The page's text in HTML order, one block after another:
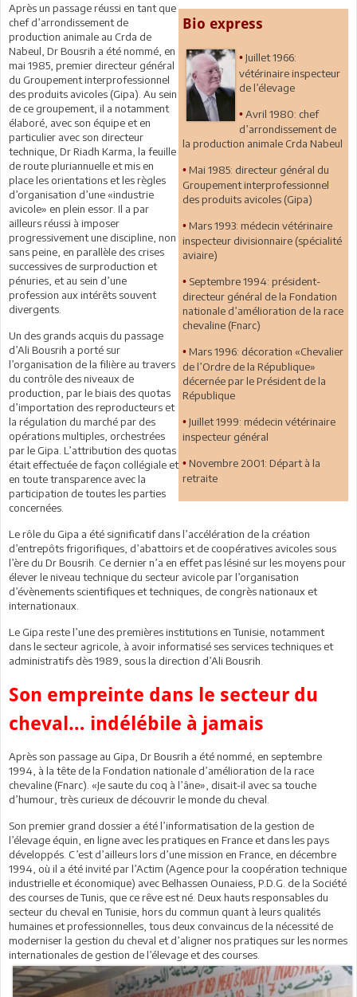
Bio express
•Juillet 1966:
vétérinaire inspecteur
de l’élevage
•Avril 1980: chef
d’arrondissement de
la production animale Crda Nabeul
• Mai 1985: directeur général du
Groupement interprofessionnel
des produits avicoles (Gipa)
• Mars 1993: médecin vétérinaire
inspecteur divisionnaire (spécialité
aviaire)
• Septembre 1994: président-
directeur général de la Fondation
nationale d’amélioration de la race
chevaline (Fnarc)
• Mars 1996: décoration «Chevalier
de l’Ordre de la République»
décernée par le Président de la
République
• Juillet 1999: médecin vétérinaire
inspecteur général
• Novembre 2001: Départ à la
retraite
Après un passage réussi en tant que
chef d’arrondissement de
production animale au Crda de
Nabeul, Dr Bousrih a été nommé, en
mai 1985, premier directeur général
du Groupement interprofessionnel
des produits avicoles (Gipa). Au sein
de ce groupement, il a notamment
élaboré, avec son équipe et en
particulier avec son directeur
technique, Dr Riadh Karma, la feuille
de route pluriannuelle et mis en
place les orientations et les règles
d’organisation d’une «industrie
avicole» en plein essor. Il a par
ailleurs réussi à imposer
progressivement une discipline, non
sans peine, en parallèle des crises
successives de surproduction et
pénuries, et au sein d’une
profession aux intérêts souvent
divergents.
Un des grands acquis du passage
d’Ali Bousrih a porté sur
l’organisation de la filière au travers
du contrôle des niveaux de
production, par le biais des quotas
d’importation des reproducteurs et
la régulation du marché par des
opérations multiples, orchestrées
par le Gipa. L’attribution des quotas
était effectuée de façon collégiale et
en toute transparence avec la
participation de toutes les parties
concernées.
Le rôle du Gipa a été significatif dans l’accélération de la création
d’entrepôts frigorifiques, d’abattoirs et de coopératives avicoles sous
l’ère du Dr Bousrih. Ce dernier n’a en effet pas lésiné sur les moyens pour
élever le niveau technique du secteur avicole par l’organisation
d’évènements scientifiques et techniques, de congrès nationaux et
internationaux.
Le Gipa reste l’une des premières institutions en Tunisie, notamment
dans le secteur agricole, à avoir informatisé ses services techniques et
administratifs dès 1989, sous la direction d’Ali Bousrih.
Son empreinte dans le secteur du
cheval… indélébile à jamais
Après son passage au Gipa, Dr Bousrih a été nommé, en septembre
1994, à la tête de la Fondation nationale d’amélioration de la race
chevaline (Fnarc). «Je saute du coq à l’âne», disait-il avec sa touche
d’humour, très curieux de découvrir le monde du cheval.
Son premier grand dossier a été l’informatisation de la gestion de
l’élevage équin, en ligne avec les pratiques en France et dans les pays
développés. C’est d’ailleurs lors d’une mission en France, en décembre
1994, où il a été invité par l’Actim (Agence pour la coopération technique
industrielle et économique) avec Belhassen Ounaiess, P.D.G. de la Société
des courses de Tunis, que ce rêve est né. Deux hauts responsables du
secteur du cheval en Tunisie, hors du commun quant à leurs qualités
humaines et professionnelles, tous deux convaincus de la nécessité de
moderniser la gestion du cheval et d’aligner nos pratiques sur les normes
internationales de gestion de l’élevage et des courses.